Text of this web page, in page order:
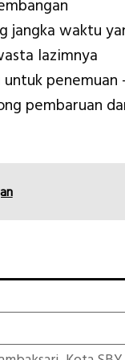
jangka waktu
lazimnya
penemuan
pembaruan